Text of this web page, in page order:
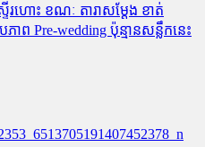
រហោះ ខណៈ តារាសម្តែង ខាត់
ព Pre-wedding ប៉ុន្មានសន្លឹកនេះ